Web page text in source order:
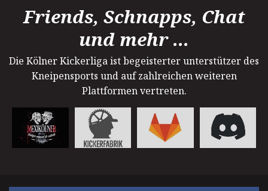
Friends, Schnapps, Chat
und mehr ...
Die Kölner Kickerliga ist begeisterter unterstützer des
Kneipensports und auf zahlreichen weiteren
Plattformen vertreten.